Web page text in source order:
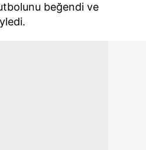
beğendi ve